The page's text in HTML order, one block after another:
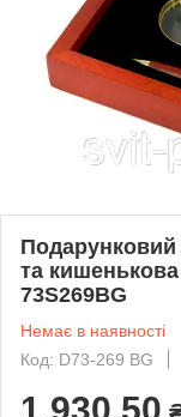
Подарунковий
та
73S269BG
Немає в наявності
Код: D73-269 BG
1 930,50